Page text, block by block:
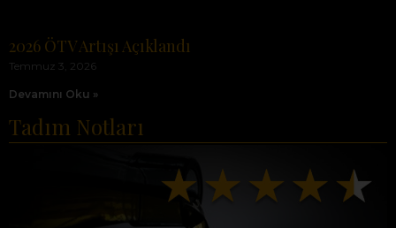
2026 ÖTV Artışı Açıklandı
Temmuz 3, 2026
Devamını Oku »
Tadım Notları